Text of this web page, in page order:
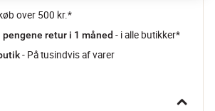
over 500 kr.*
pengene retur i 1 måned - i alle butikker*
- På tusindvis af varer